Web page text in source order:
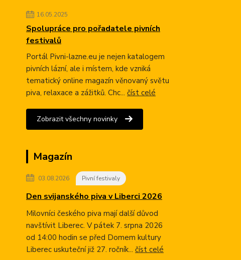
16.05.2025
Spolupráce pro pořadatele pivních
festivalů
Portál Pivni-lazne.eu je nejen katalogem
pivních lázní, ale i místem, kde vzniká
tematický online magazín věnovaný světu
piva, relaxace a zážitků. Chc... číst celé
Zobrazit všechny novinky
Magazín
03.08.2026 Pivní festivaly
Den svijanského piva v Liberci 2026
Milovníci českého piva mají další důvod
navštívit Liberec. V pátek 7. srpna 2026
od 14:00 hodin se před Domem kultury
Liberec uskuteční již 27. ročník... číst celé